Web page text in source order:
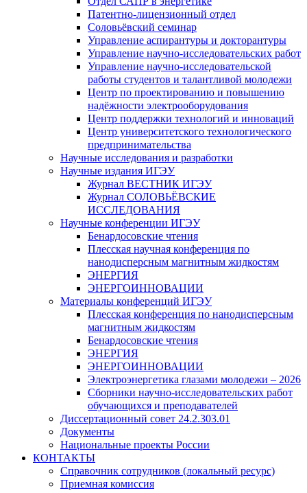
Патентно-лицензионный отдел
Соловьёвский семинар
Управление аспирантуры и докторантуры
Управление научно-исследовательских работ
Управление научно-исследовательской
работы студентов и талантливой молодежи
Центр по проектированию и повышению
надёжности электрооборудования
Центр поддержки технологий и инноваций
Центр университетского технологического
предпринимательства
Научные исследования и разработки
Научные издания ИГЭУ
Журнал ВЕСТНИК ИГЭУ
Журнал СОЛОВЬЁВСКИЕ
ИССЛЕДОВАНИЯ
Научные конференции ИГЭУ
Бенардосовские чтения
Плесская научная конференция по
нанодисперсным магнитным жидкостям
ЭНЕРГИЯ
ЭНЕРГОИННОВАЦИИ
Материалы конференций ИГЭУ
Плесская конференция по нанодисперсным
магнитным жидкостям
Бенардосовские чтения
ЭНЕРГИЯ
ЭНЕРГОИННОВАЦИИ
Электроэнергетика глазами молодежи – 2026
Сборники научно-исследовательских работ
обучающихся и преподавателей
Диссертационный совет 24.2.303.01
Документы
Национальные проекты России
КОНТАКТЫ
Cправочник сотрудников (локальный ресурс)
Приемная комиссия